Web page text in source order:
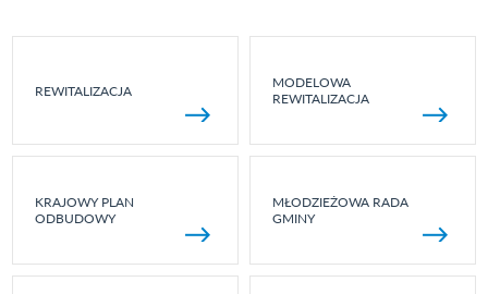
REWITALIZACJA
MODELOWA
REWITALIZACJA
KRAJOWY PLAN
ODBUDOWY
MŁODZIEŻOWA RADA
GMINY